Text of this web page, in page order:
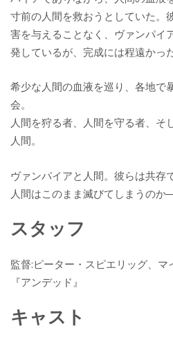
寸前の人間を救おうとしていた。
害を与えることなく、ヴァンパイ
発しているが、完成には程遠かった
希少な人間の血液を巡り、各地で
会。
人間を狩る者、人間を守る者、そ
人間。
ヴァンパイアと人間。彼らは共存
人間はこのまま滅びてしまうのか─
スタッフ
監督:ピーター・スピエリッグ、
『アンデッド』
キャスト